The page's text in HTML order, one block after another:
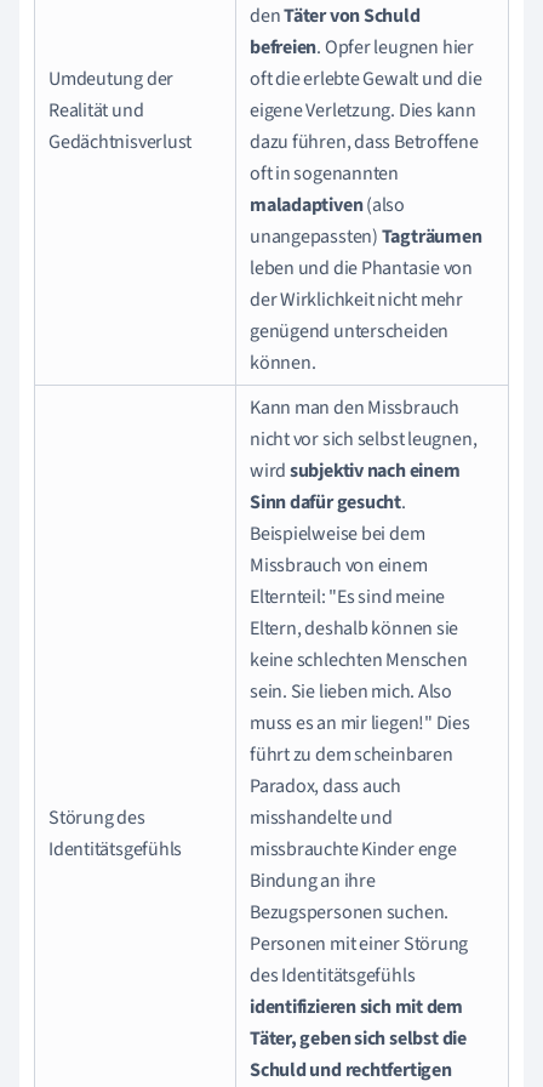
Umdeutung der
Realität und
Gedächtnisverlust
denTäter von Schuld
befreien. Opfer leugnen hier
oft die erlebte Gewalt und die
eigene Verletzung. Dies kann
dazu führen, dass Betroffene
oft in sogenannten
maladaptiven(also
unangepassten)Tagträumen
leben und die Phantasie von
der Wirklichkeit nicht mehr
genügend unterscheiden
können.
Störung des
Identitätsgefühls
Kann man den Missbrauch
nicht vor sich selbst leugnen,
wirdsubjektiv nach einem
Sinn dafür gesucht.
Beispielweise bei dem
Missbrauch von einem
Elternteil: "Es sind meine
Eltern, deshalb können sie
keine schlechten Menschen
sein. Sie lieben mich. Also
muss es an mir liegen!" Dies
führt zu dem scheinbaren
Paradox, dass auch
misshandelte und
missbrauchte Kinder enge
Bindung an ihre
Bezugspersonen suchen.
Personen mit einer Störung
des Identitätsgefühls
identifizieren sich mit dem
Täter,geben sich selbst die
Schuld und rechtfertigen